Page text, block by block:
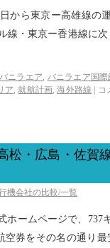
から東京ー高雄線の
線・東京ー香港線に
バニラエア, バニラエア国際
ア,就航計画,海外路線
コ
松・広島・佐賀
機会社の比較/一覧
ホームページで、737
券をその名の通り最